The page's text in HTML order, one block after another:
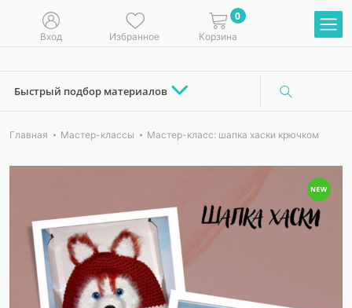
Вход Избранное
0
Корзина
Быстрый подбор материалов
Главная Мастер-классы Мастер-класс: шапка хаски крючком